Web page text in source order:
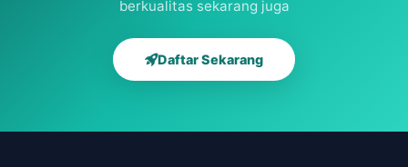
berkualitas sekarang juga
Daftar Sekarang